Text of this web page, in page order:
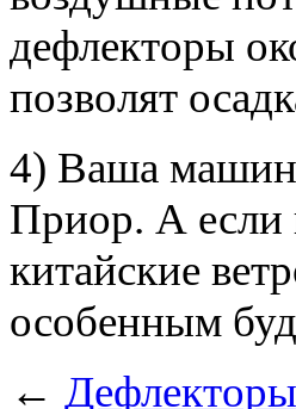
дефлекторы
позволят
4) Ваша
Приор. А если
китайские
особенным
←